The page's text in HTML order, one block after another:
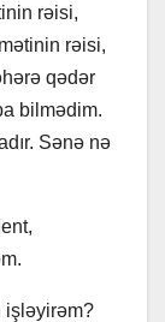
rəisi,
rəisi,
qədər
bilmədim.
Sənə nə
işləyirəm?